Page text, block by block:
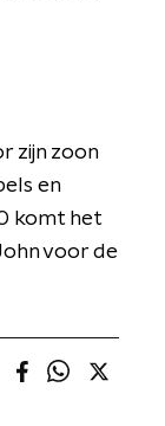
zijn zoon
en
komt het
voor de